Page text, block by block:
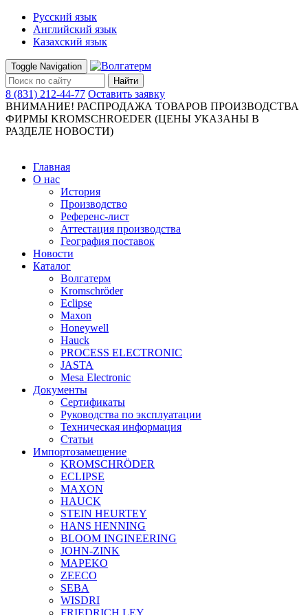
Русский язык
Английский язык
Казахский язык
Toggle Navigation
Найти
8 (831) 212-44-77 Оставить заявку
ВНИМАНИЕ! РАСПРОДАЖА ТОВАРОВ ПРОИЗВОДСТВА
ФИРМЫ KROMSCHROEDER (ЦЕНЫ УКАЗАНЫ В
РАЗДЕЛЕ НОВОСТИ)
Главная
О нас
История
Производство
Референс-лист
Аттестация производства
География поставок
Новости
Каталог
Волгатерм
Kromschröder
Eclipse
Maxon
Honeywell
Hauck
PROCESS ELECTRONIC
JASTA
Mesa Electronic
Документы
Сертификаты
Руководства по эксплуатации
Техническая информация
Статьи
Импортозамещение
KROMSCHRÖDER
ECLIPSE
MAXON
HAUCK
STEIN HEURTEY
HANS HENNING
BLOOM INGINEERING
JOHN-ZINK
MAPEKO
ZEECO
SEBA
WISDRI
FRIEDRICH LEY